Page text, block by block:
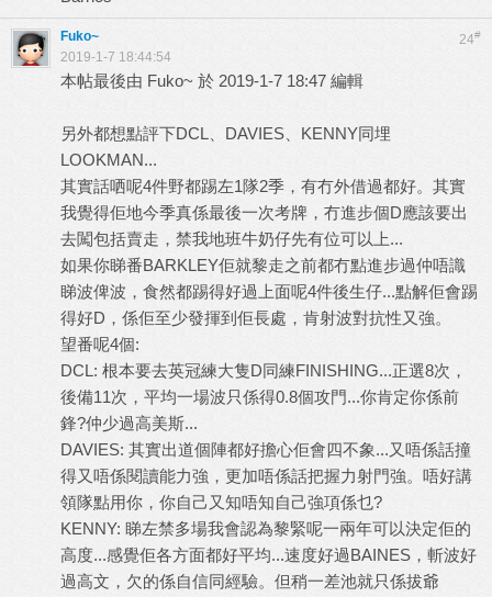
24#
Fuko~
2019-1-7 18:44:54
本帖最後由 Fuko~ 於 2019-1-7 18:47 編輯
另外都想點評下DCL、DAVIES、KENNY同埋
LOOKMAN...
其實話哂呢4件野都踢左1隊2季，有冇外借過都好。其實
我覺得佢地今季真係最後一次考牌，冇進步個D應該要出
去闖包括賣走，禁我地班牛奶仔先有位可以上...
如果你睇番BARKLEY佢就黎走之前都冇點進步過仲唔識
睇波俾波，食然都踢得好過上面呢4件後生仔...點解佢會踢
得好D，係佢至少發揮到佢長處，肯射波對抗性又強。
望番呢4個:
DCL: 根本要去英冠練大隻D同練FINISHING...正選8次，
後備11次，平均一場波只係得0.8個攻門...你肯定你係前
鋒?仲少過高美斯...
DAVIES: 其實出道個陣都好擔心佢會四不象...又唔係話撞
得又唔係閱讀能力強，更加唔係話把握力射門強。唔好講
領隊點用你，你自己又知唔知自己強項係乜?
KENNY: 睇左禁多場我會認為黎緊呢一兩年可以決定佢的
高度...感覺佢各方面都好平均...速度好過BAINES，斬波好
過高文，欠的係自信同經驗。但稍一差池就只係拔爺